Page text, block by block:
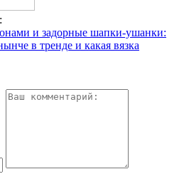
и задорные шапки-ушанки:
в тренде и какая вязка